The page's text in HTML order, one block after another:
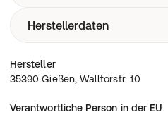
Arzt-Patienten-Beziehung,
Arbeit in Gruppen,
Wilfred R. Bion, Berufsethik,
Herstellerdaten
35390 Gießen, Walltorstr. 10
Hersteller
35390 Gießen, Walltorstr. 10
Verantwortliche Person in der EU